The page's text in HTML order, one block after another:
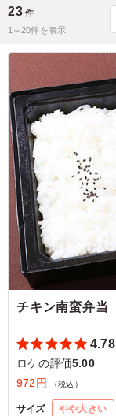
23 件
1～20件を表示
チキン南蛮弁当
4.78
ロケの評価5.00
972円
（税込）
サイズ やや大きい